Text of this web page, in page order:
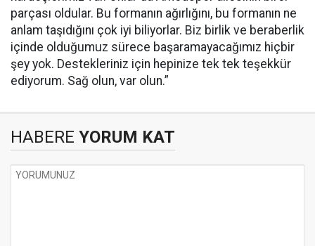
parçası oldular. Bu formanın ağırlığını, bu formanın ne
anlam taşıdığını çok iyi biliyorlar. Biz birlik ve beraberlik
içinde olduğumuz sürece başaramayacağımız hiçbir
şey yok. Destekleriniz için hepinize tek tek teşekkür
ediyorum. Sağ olun, var olun.”
HABERE YORUM KAT